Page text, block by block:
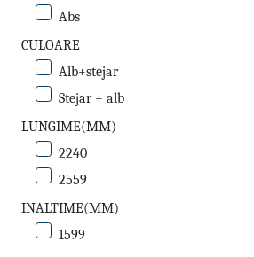
Abs
CULOARE
Alb+stejar
Stejar + alb
LUNGIME(MM)
2240
2559
INALTIME(MM)
1599